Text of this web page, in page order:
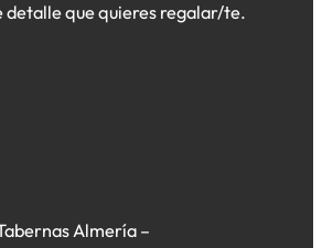
detalle que quieres regalar/te.
Almería –